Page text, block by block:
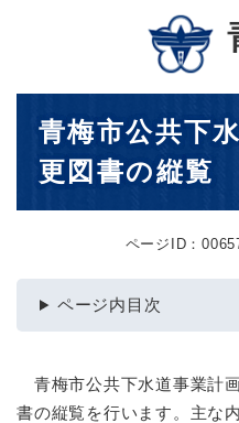
メニューを
青梅市公共下
更図書の縦覧
ページID：
ページ内目次
青梅市公共下水道事業計
書の縦覧を行います。主な